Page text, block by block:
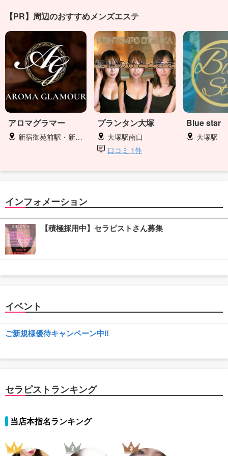
【PR】周辺のおすすめメンズエステ
アロマグラマー
新宿御苑前駅・新宿三丁目駅
プランタン大塚
大塚駅南口
口コミ 1件
Blue star
大塚駅
インフォメーション
【積極採用中】セラピストさん募集
イベント
ご新規様優待キャンペーン中‼️
セラピストランキング
当店本指名ランキング